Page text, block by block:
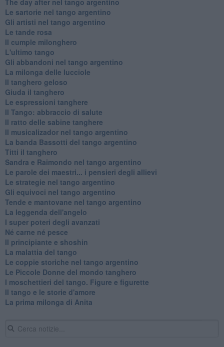
Le sartorie nel tango argentino
Gli artisti nel tango argentino
Le tande rosa
Il cumple milonghero
L'ultimo tango
Gli abbandoni nel tango argentino
La milonga delle lucciole
Il tanghero geloso
Giuda il tanghero
Le espressioni tanghere
Il Tango: abbraccio di salute
Il ratto delle sabine tanghere
Il musicalizador nel tango argentino
La banda Bassotti del tango argentino
Titti il tanghero
Sandra e Raimondo nel tango argentino
Le parole dei maestri... i pensieri degli allievi
Le strategie nel tango argentino
Gli equivoci nel tango argentino
Tende e mantovane nel tango argentino
La leggenda dell'angelo
I super poteri degli avanzati
​Né carne né pesce
Il principiante e shoshin
La malattia del tango
Le coppie storiche nel tango argentino
​Le Piccole Donne del mondo tanghero
I moschettieri del tango. Figure e figurette
Il tango e le storie d'amore
​La prima milonga di Anita